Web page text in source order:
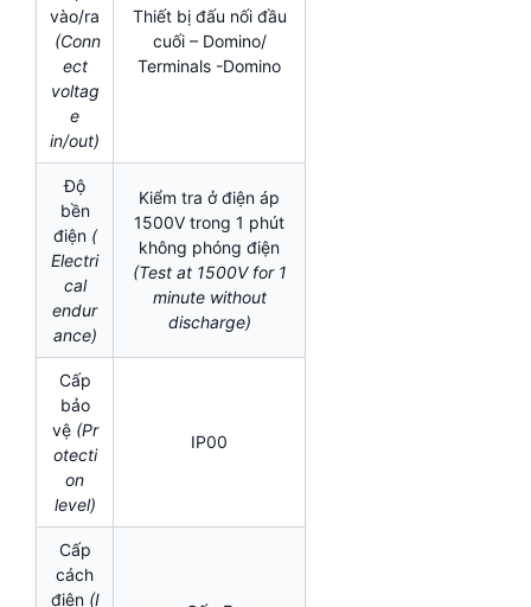
vào/ra
(Conn
ect
voltag
e
in/out)
Thiết bị đấu nối đầu
cuối – Domino/
Terminals -Domino
Độ
bền
điện (
Electri
cal
endur
ance)
Kiểm tra ở điện áp
1500V trong 1 phút
không phóng điện
(Test at 1500V for 1
minute without
discharge)
Cấp
bảo
vệ (Pr
otecti
on
level)
IP00
Cấp
cách
điện (I